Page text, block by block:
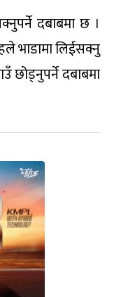
दबाबमा छ ।
भाडामा लिईसक्नु
छोड्नुपर्ने दबाबमा